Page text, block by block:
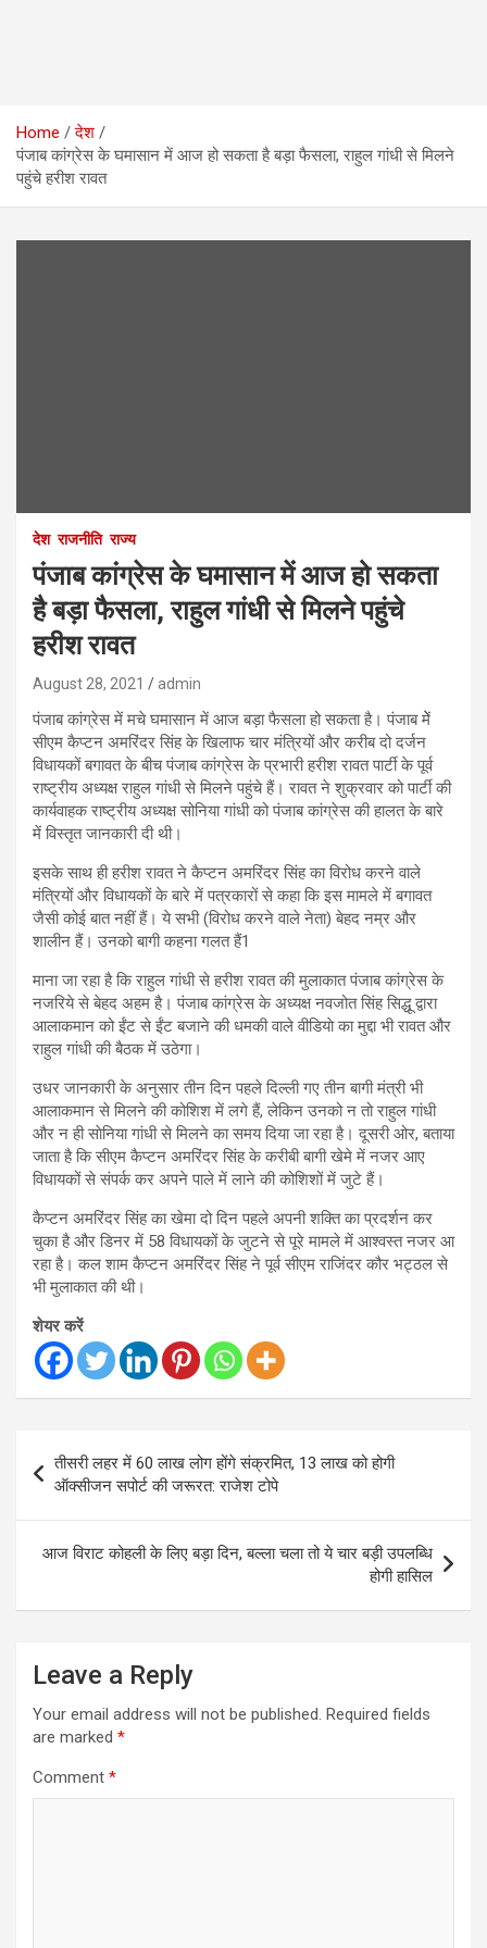
Home
देश
पंजाब कांग्रेस के घमासान में आज हो सकता है बड़ा फैसला, राहुल गांधी से मिलने
पहुंचे हरीश रावत
देश राजनीति राज्य
पंजाब कांग्रेस के घमासान में आज हो सकता
है बड़ा फैसला, राहुल गांधी से मिलने पहुंचे
हरीश रावत
August 28, 2021 admin
पंजाब कांग्रेस में मचे घमासान में आज बड़ा फैसला हो सकता है। पंजाब मेें
सीएम कैप्‍टन अमरिंदर सिंह के खिलाफ चार मंत्रियों और करीब दो दर्जन
विधायकों बगावत के बीच पंजाब कांग्रेस के प्रभारी हरीश रावत पार्टी के पूर्व
राष्‍ट्रीय अध्‍यक्ष राहुल गांधी से मिलने पहुंचे हैं। रावत ने शुक्रवार को पार्टी की
कार्यवाहक राष्‍ट्रीय अध्‍यक्ष सोनिया गांधी को पंजाब कांग्रेस की हालत के बारे
में विस्‍तृत जानकारी दी थी।
इसके साथ ही हरीश रावत ने कैप्‍टन अमरिंदर सिंह का विरोध करने वाले
मंत्रियों और विधायकों के बारे में पत्रकारों से कहा कि इस मामले में बगावत
जैसी कोई बात नहीं हैं। ये सभी (विरोध करने वाले नेता) बेहद नम्र और
शालीन हैं। उनको बागी कहना गलत हैं1
माना जा रहा है कि राहुल गांधी से हरीश रावत की मुलाकात पंजाब कांग्रेस के
नजरिये से बेहद अहम है। पंजाब कांग्रेस के अध्‍यक्ष नवजोत सिंह सिद्धू द्वारा
आलाकमान को ईंट से ईंट बजाने की धमकी वाले वीडियाे का मुद्दा भी रावत और
राहुल गांधी की बैठक में उठेगा।
उधर जानकारी के अनुसार तीन दिन पहले दिल्‍ली गए तीन बागी मंत्री भी
आलाकमान से मिलने की कोशिश में लगे हैं, लेकिन उनको न तो राहुल गांधी
और न ही साेनिया गांधी से मिलने का समय दिया जा रहा है। दूसरी ओर, बताया
जाता है कि सीएम कैप्‍टन अमरिंदर सिंह के करीबी बागी खेमे में नजर आए
विधायकों से संपर्क कर अपने पाले में लाने की कोशिशों में जुटे हैं।
कैप्‍टन अमरिंदर सिंह का खेमा दो दिन पहले अपनी शक्ति का प्रदर्शन कर
चुका है और डिनर में 58 विधायकों के जुटने से पूरे मामले में आश्‍वस्‍त नजर आ
रहा है। कल शाम कैप्‍टन अमरिंदर सिंह ने पूर्व सीएम राजिंदर कौर भट्ठल से
भी मुलाकात की थी।
शेयर करें
navigation
तीसरी लहर में 60 लाख लोग होंगे संक्रमित, 13 लाख को होगी
ऑक्सीजन सपोर्ट की जरूरत: राजेश टोपे
आज विराट कोहली के लिए बड़ा दिन, बल्ला चला तो ये चार बड़ी उपलब्धि
होगी हासिल
Leave a Reply
Your email address will not be published. Required fields
are marked *
Comment *